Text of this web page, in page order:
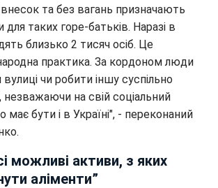
та без вагань призначають
для таких горе-батьків. Наразі в
близько 2 тисяч осіб. Це
практика. За кордоном люди
вулиці чи робити іншу суспільно
незважаючи на свій соціальний
має бути і в Україні", - переконаний
можливі активи, з яких
аліменти”